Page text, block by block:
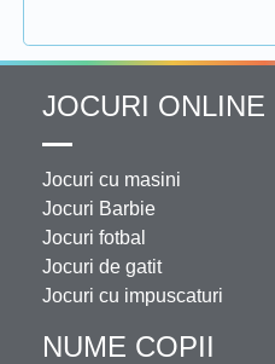
JOCURI ONLINE
Jocuri cu masini
Jocuri Barbie
Jocuri fotbal
Jocuri de gatit
Jocuri cu impuscaturi
NUME COPII